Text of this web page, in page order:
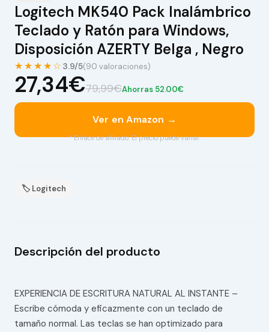
Logitech MK540 Pack Inalámbrico
Teclado y Ratón para Windows,
Disposición AZERTY Belga , Negro
★★★★☆ 3.9/5(90 valoraciones)
27,34€79,99€Ahorras 52.00€
Ver en Amazon →
* Enlace de afiliado. El precio puede variar.
🏷 Logitech
Descripción del producto
EXPERIENCIA DE ESCRITURA NATURAL AL INSTANTE –
Escribe cómoda y eficazmente con un teclado de
tamaño normal. Las teclas se han optimizado para